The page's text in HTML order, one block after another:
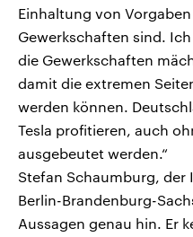
Einhaltung von
Gewerkschaften sind.
die Gewerkschaften
damit die extremen
werden können.
Tesla profitieren, auch
ausgebeutet werden.“
Stefan Schaumburg, der
Berlin-Brandenburg-
Aussagen genau hin. Er